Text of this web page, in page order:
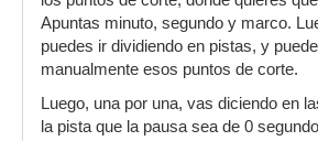
Apuntas minuto, segundo y marco.
puedes ir dividiendo en pistas, y
manualmente esos puntos de corte.
Luego, una por una, vas diciendo en
la pista que la pausa sea de 0